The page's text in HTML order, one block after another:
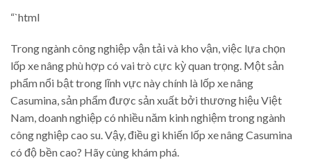
“`html
Trong ngành công nghiệp vận tải và kho vận, việc lựa chọn
lốp xe nâng phù hợp có vai trò cực kỳ quan trọng. Một sản
phẩm nổi bật trong lĩnh vực này chính là lốp xe nâng
Casumina, sản phẩm được sản xuất bởi thương hiệu Việt
Nam, doanh nghiệp có nhiều năm kinh nghiệm trong ngành
công nghiệp cao su. Vậy, điều gì khiến lốp xe nâng Casumina
có độ bền cao? Hãy cùng khám phá.